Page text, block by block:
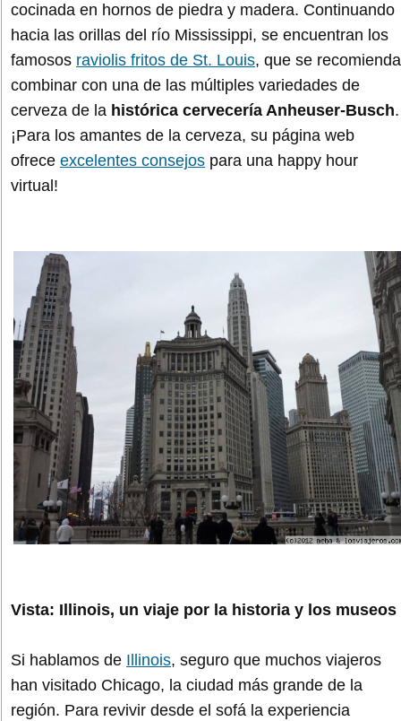
cocinada en hornos de piedra y madera. Continuando
hacia las orillas del río Mississippi, se encuentran los
famosos raviolis fritos de St. Louis, que se recomienda
combinar con una de las múltiples variedades de
cerveza de la histórica cervecería Anheuser-Busch.
¡Para los amantes de la cerveza, su página web
ofrece excelentes consejos para una happy hour
virtual!
Vista: Illinois, un viaje por la historia y los museos
Si hablamos de Illinois, seguro que muchos viajeros
han visitado Chicago, la ciudad más grande de la
región. Para revivir desde el sofá la experiencia